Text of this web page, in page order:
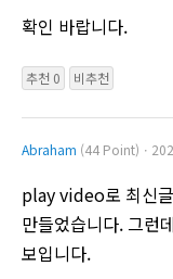
확인 바랍니다.
추천 0 비추천
Abraham (44 Point)ㆍ
play video로 최신
만들었습니다. 그런
보입니다.